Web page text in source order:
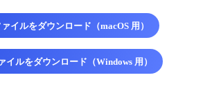
イルをダウンロード（macOS 用）
イルをダウンロード（Windows 用）